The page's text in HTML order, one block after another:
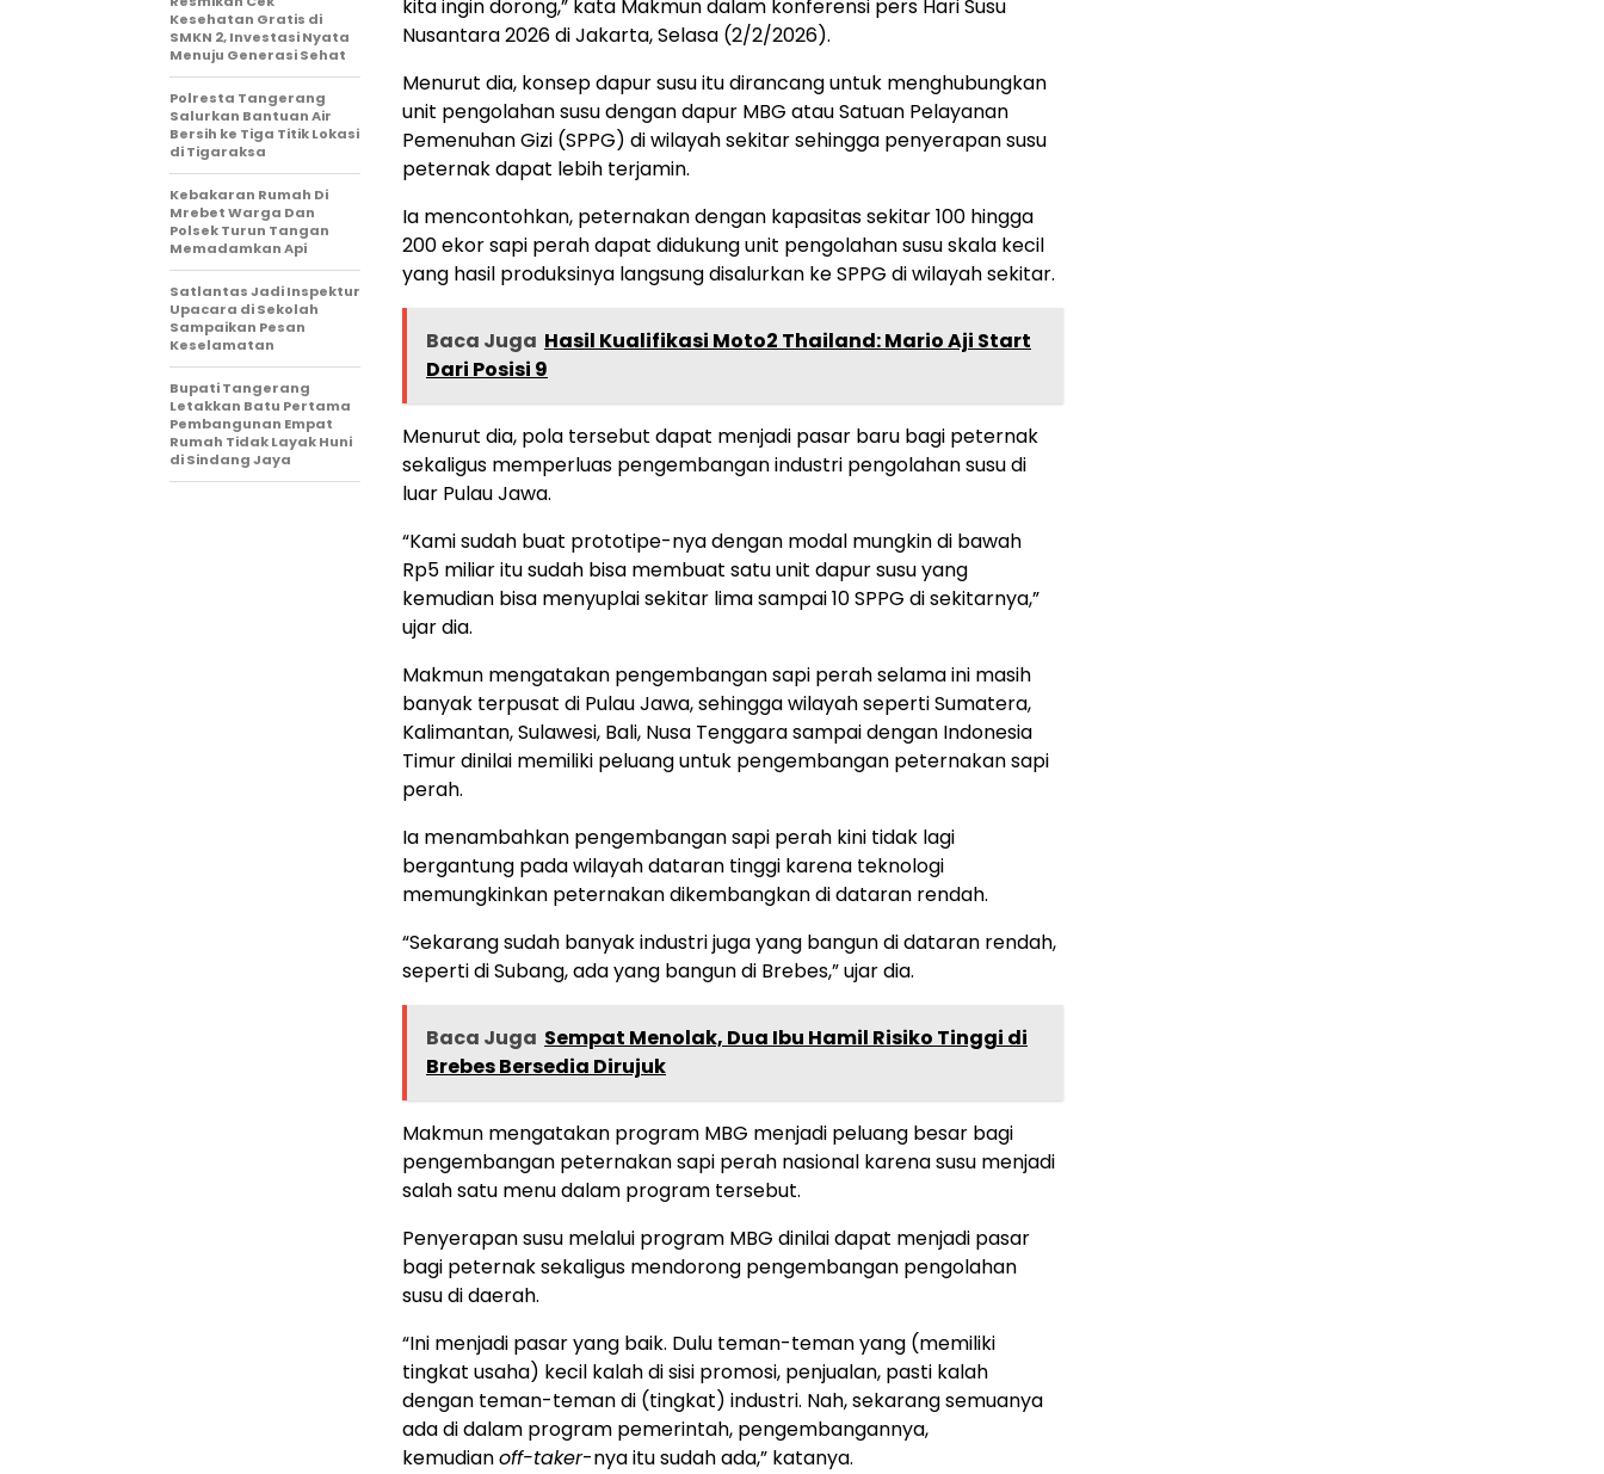
kita ingin dorong,” kata Makmun dalam konferensi pers Hari Susu
Nusantara 2026 di Jakarta, Selasa (2/2/2026).
Menurut dia, konsep dapur susu itu dirancang untuk menghubungkan
unit pengolahan susu dengan dapur MBG atau Satuan Pelayanan
Pemenuhan Gizi (SPPG) di wilayah sekitar sehingga penyerapan susu
peternak dapat lebih terjamin.
Ia mencontohkan, peternakan dengan kapasitas sekitar 100 hingga
200 ekor sapi perah dapat didukung unit pengolahan susu skala kecil
yang hasil produksinya langsung disalurkan ke SPPG di wilayah sekitar.
Baca Juga Hasil Kualifikasi Moto2 Thailand: Mario Aji Start
Dari Posisi 9
Menurut dia, pola tersebut dapat menjadi pasar baru bagi peternak
sekaligus memperluas pengembangan industri pengolahan susu di
luar Pulau Jawa.
“Kami sudah buat prototipe-nya dengan modal mungkin di bawah
Rp5 miliar itu sudah bisa membuat satu unit dapur susu yang
kemudian bisa menyuplai sekitar lima sampai 10 SPPG di sekitarnya,”
ujar dia.
Makmun mengatakan pengembangan sapi perah selama ini masih
banyak terpusat di Pulau Jawa, sehingga wilayah seperti Sumatera,
Kalimantan, Sulawesi, Bali, Nusa Tenggara sampai dengan Indonesia
Timur dinilai memiliki peluang untuk pengembangan peternakan sapi
perah.
Ia menambahkan pengembangan sapi perah kini tidak lagi
bergantung pada wilayah dataran tinggi karena teknologi
memungkinkan peternakan dikembangkan di dataran rendah.
“Sekarang sudah banyak industri juga yang bangun di dataran rendah,
seperti di Subang, ada yang bangun di Brebes,” ujar dia.
Baca Juga Sempat Menolak, Dua Ibu Hamil Risiko Tinggi di
Brebes Bersedia Dirujuk
Makmun mengatakan program MBG menjadi peluang besar bagi
pengembangan peternakan sapi perah nasional karena susu menjadi
salah satu menu dalam program tersebut.
Penyerapan susu melalui program MBG dinilai dapat menjadi pasar
bagi peternak sekaligus mendorong pengembangan pengolahan
susu di daerah.
“Ini menjadi pasar yang baik. Dulu teman-teman yang (memiliki
tingkat usaha) kecil kalah di sisi promosi, penjualan, pasti kalah
dengan teman-teman di (tingkat) industri. Nah, sekarang semuanya
ada di dalam program pemerintah, pengembangannya,
kemudianoff-taker-nya itu sudah ada,” katanya.
Kesehatan Gratis di
SMKN 2, Investasi Nyata
Menuju Generasi Sehat
Polresta Tangerang
Salurkan Bantuan Air
Bersih ke Tiga Titik Lokasi
di Tigaraksa
Kebakaran Rumah Di
Mrebet Warga Dan
Polsek Turun Tangan
Memadamkan Api
Satlantas Jadi Inspektur
Upacara di Sekolah
Sampaikan Pesan
Keselamatan
Bupati Tangerang
Letakkan Batu Pertama
Pembangunan Empat
Rumah Tidak Layak Huni
di Sindang Jaya